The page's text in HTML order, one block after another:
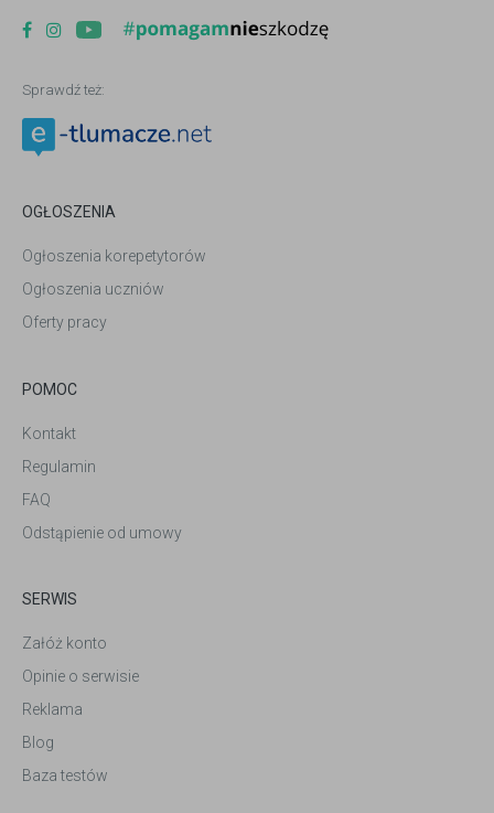
Sprawdź też:
OGŁOSZENIA
Ogłoszenia korepetytorów
Ogłoszenia uczniów
Oferty pracy
POMOC
Kontakt
Regulamin
FAQ
Odstąpienie od umowy
SERWIS
Załóż konto
Opinie o serwisie
Reklama
Blog
Baza testów